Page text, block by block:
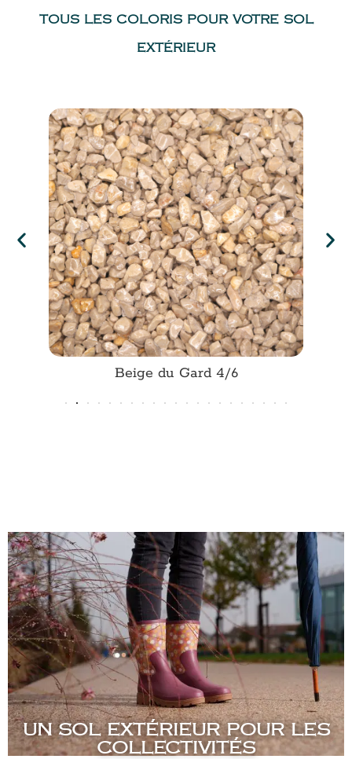
TOUS LES COLORIS POUR VOTRE SOL
EXTÉRIEUR
Beige du Gard 4/6
UN SOL EXTÉRIEUR POUR LES
COLLECTIVITÉS